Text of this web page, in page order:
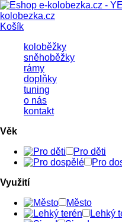
Košík
koloběžky
sněhoběžky
rámy
doplňky
tuning
o nás
kontakt
Věk
Pro děti
Pro
Využití
Město
Lehký